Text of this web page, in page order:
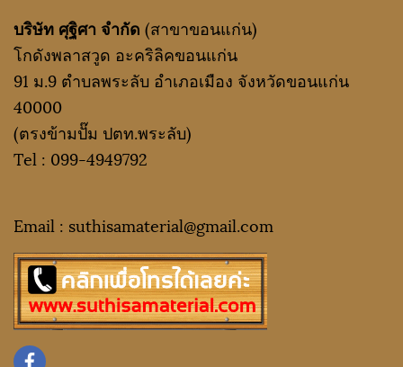
บริษัท ศุฐิศา จำกัด (สาขาขอนแก่น)
โกดังพลาสวูด อะคริลิคขอนแก่น
91 ม.9 ตำบลพระลับ อำเภอเมือง จังหวัดขอนแก่น
40000
(ตรงข้ามปั๊ม ปตท.พระลับ)
Tel : 099-4949792
Email : suthisamaterial@gmail.com